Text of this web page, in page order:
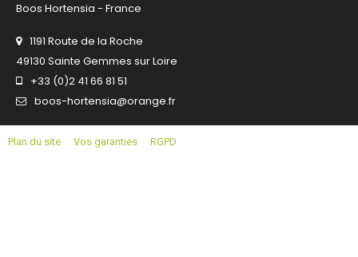
Boos Hortensia - France
1191 Route de la Roche
49130 Sainte Gemmes sur Loire
+33 (0)2 41 66 81 51
boos-hortensia@orange.fr
Plan du site Vos garanties RGPD